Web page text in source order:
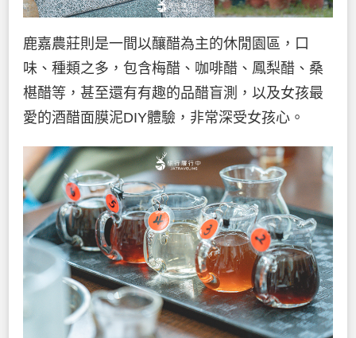
鹿嘉農莊則是一間以釀醋為主的休閒園區，口
味、種類之多，包含梅醋、咖啡醋、鳳梨醋、桑
椹醋等，甚至還有有趣的品醋盲測，以及女孩最
愛的酒醋面膜泥DIY體驗，非常深受女孩心。